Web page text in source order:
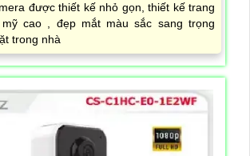
được thiết kế nhỏ gọn, thiết kế trang
mỹ cao , đẹp mắt màu sắc sang trọng
trong nhà